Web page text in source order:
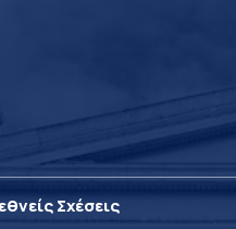
Σχέσεις